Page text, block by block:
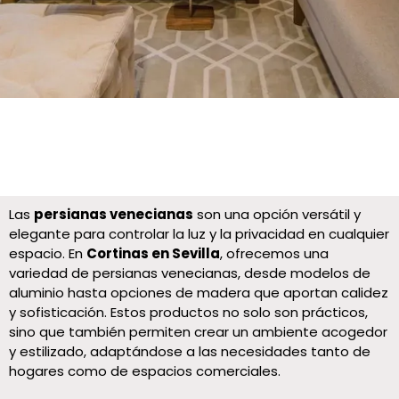
Las persianas venecianas son una opción versátil y
elegante para controlar la luz y la privacidad en cualquier
espacio. En Cortinas en Sevilla, ofrecemos una
variedad de persianas venecianas, desde modelos de
aluminio hasta opciones de madera que aportan calidez
y sofisticación. Estos productos no solo son prácticos,
sino que también permiten crear un ambiente acogedor
y estilizado, adaptándose a las necesidades tanto de
hogares como de espacios comerciales.